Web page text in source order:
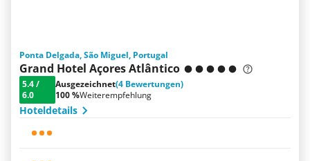
Ponta Delgada, São Miguel, Portugal
Grand Hotel Açores Atlântico
5.4/
6.0
Ausgezeichnet(4 Bewertungen)
100 %Weiterempfehlung
Hoteldetails